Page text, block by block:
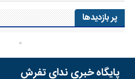
پر بازدیدها
پایگاه خبری ندای تفرش